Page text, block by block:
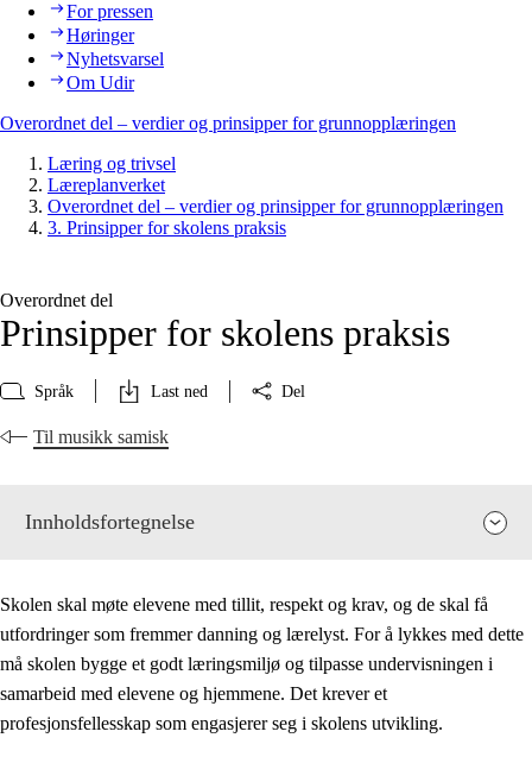
For pressen
Høringer
Nyhetsvarsel
Om Udir
Overordnet del – verdier og prinsipper for grunnopplæringen
Læring og trivsel
Læreplanverket
Overordnet del – verdier og prinsipper for grunnopplæringen
3. Prinsipper for skolens praksis
Overordnet del
Prinsipper for skolens praksis
Språk Last ned Del
Til musikk samisk
Innholdsfortegnelse
Skolen skal møte elevene med tillit, respekt og krav, og de skal få
utfordringer som fremmer danning og lærelyst. For å lykkes med dette
må skolen bygge et godt læringsmiljø og tilpasse undervisningen i
samarbeid med elevene og hjemmene. Det krever et
profesjonsfellesskap som engasjerer seg i skolens utvikling.